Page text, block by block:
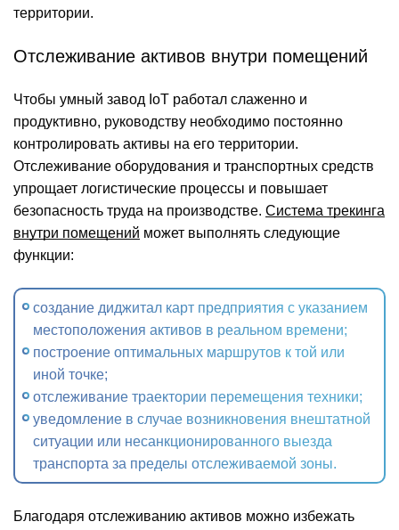
территории.
Отслеживание активов внутри помещений
Чтобы умный завод IoT работал слаженно и
продуктивно, руководству необходимо постоянно
контролировать активы на его территории.
Отслеживание оборудования и транспортных средств
упрощает логистические процессы и повышает
безопасность труда на производстве. Система трекинга
внутри помещений может выполнять следующие
функции:
создание диджитал карт предприятия с указанием
местоположения активов в реальном времени;
построение оптимальных маршрутов к той или
иной точке;
отслеживание траектории перемещения техники;
уведомление в случае возникновения внештатной
ситуации или несанкционированного выезда
транспорта за пределы отслеживаемой зоны.
Благодаря отслеживанию активов можно избежать